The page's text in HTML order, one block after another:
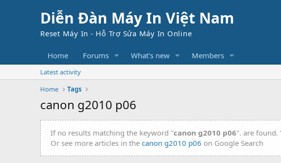
Diễn Đàn Máy In Việt Nam
Reset Máy In - Hỗ Trợ Sửa Máy In Online
Home Forums What's new Members
Latest activity
Home
Tags
canon g2010 p06
If no results matching the keyword "canon g2010 p06". are
Or see more articles in the canon g2010 p06 on Google Search